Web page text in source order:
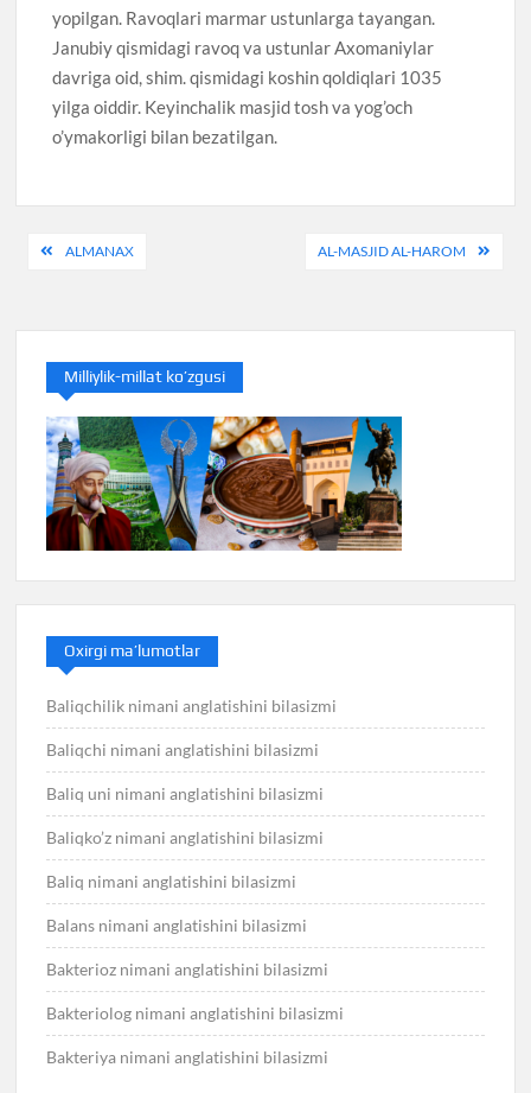
yopilgan. Ravoqlari marmar ustunlarga tayangan.
Janubiy qismidagi ravoq va ustunlar Axomaniylar
davriga oid, shim. qismidagi koshin qoldiqlari 1035
yilga oiddir. Keyinchalik masjid tosh va yog’och
o’ymakorligi bilan bezatilgan.
PostALMANAX AL-MASJID AL-HAROM
Milliylik-millat ko’zgusi
Oxirgi ma’lumotlar
Baliqchilik nimani anglatishini bilasizmi
Baliqchi nimani anglatishini bilasizmi
Baliq uni nimani anglatishini bilasizmi
Baliqko’z nimani anglatishini bilasizmi
Baliq nimani anglatishini bilasizmi
Balans nimani anglatishini bilasizmi
Bakterioz nimani anglatishini bilasizmi
Bakteriolog nimani anglatishini bilasizmi
Bakteriya nimani anglatishini bilasizmi